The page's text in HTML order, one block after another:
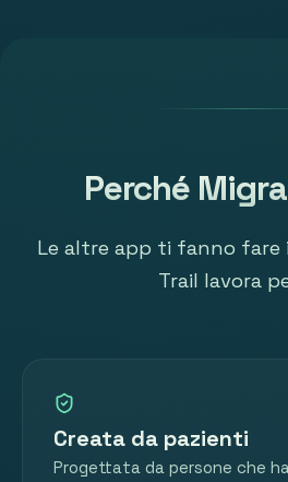
Perché
Le altre app ti fanno fare
Trail lavora
Creata da pazienti
Progettata da persone che